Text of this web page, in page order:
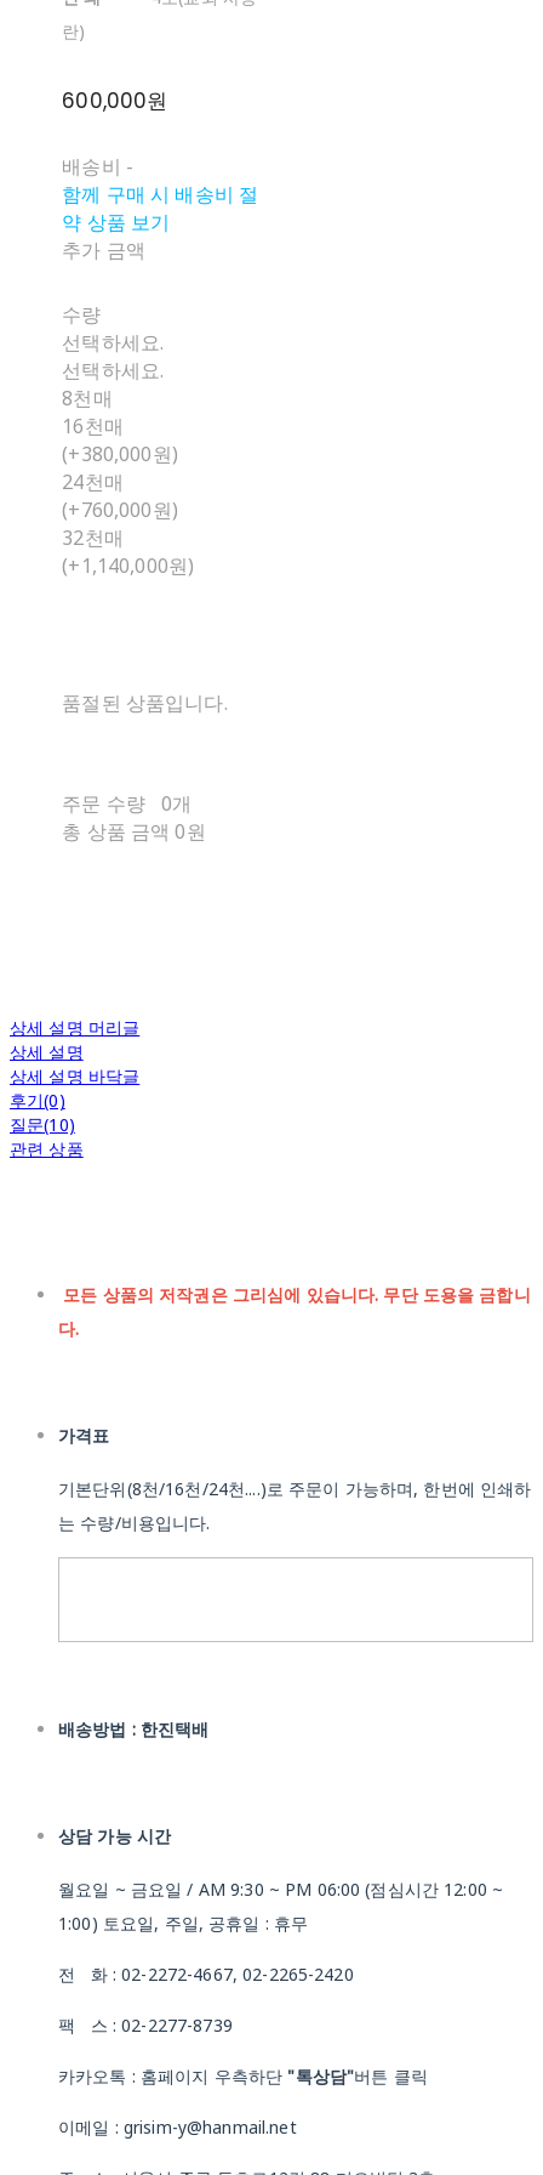
란)
600,000원
배송비 -
함께 구매 시 배송비 절
약 상품 보기
추가 금액
수량
선택하세요.
선택하세요.
8천매
16천매
(+380,000원)
24천매
(+760,000원)
32천매
(+1,140,000원)
품절된 상품입니다.
주문 수량 0개
총 상품 금액 0원
상세 설명 머리글
상세 설명
상세 설명 바닥글
후기(0)
질문(10)
관련 상품
모든 상품의 저작권은 그리심에 있습니다. 무단 도용을 금합니
다.
가격표
기본단위(8천/16천/24천....)로 주문이 가능하며, 한번에 인쇄하
는 수량/비용입니다.
배송방법 : 한진택배
상담 가능 시간
월요일 ~ 금요일 / AM 9:30 ~ PM 06:00 (점심시간 12:00 ~
1:00) 토요일, 주일, 공휴일 : 휴무
전 화 : 02-2272-4667, 02-2265-2420
팩 스 : 02-2277-8739
카카오톡 : 홈페이지 우측하단 "톡상담"버튼 클릭
이메일 : grisim-y@hanmail.net